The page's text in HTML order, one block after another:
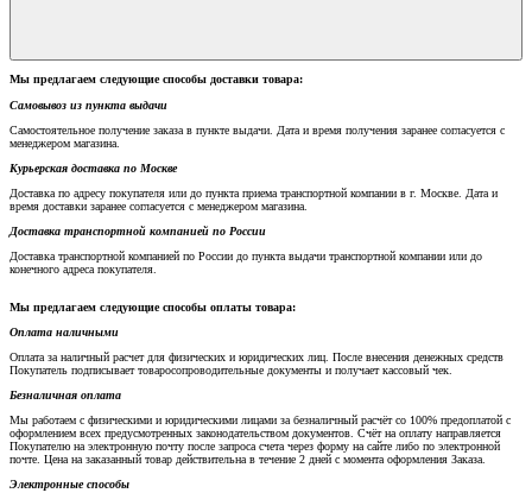
Мы предлагаем следующие способы доставки товара:
Самовывоз из пункта выдачи
Самостоятельное получение заказа в пункте выдачи. Дата и время получения заранее согласуется с
менеджером магазина.
Курьерская доставка по Москве
Доставка по адресу покупателя или до пункта приема транспортной компании в г. Москве. Дата и
время доставки заранее согласуется с менеджером магазина.
Доставка транспортной компанией по России
Доставка транспортной компанией по России до пункта выдачи транспортной компании или до
конечного адреса покупателя.
Мы предлагаем следующие способы оплаты товара:
Оплата наличными
Оплата за наличный расчет для физических и юридических лиц. После внесения денежных средств
Покупатель подписывает товаросопроводительные документы и получает кассовый чек.
Безналичная оплата
Мы работаем с физическими и юридическими лицами за безналичный расчёт со 100% предоплатой с
оформлением всех предусмотренных законодательством документов. Счёт на оплату направляется
Покупателю на электронную почту после запроса счета через форму на сайте либо по электронной
почте. Цена на заказанный товар действительна в течение 2 дней с момента оформления Заказа.
Электронные способы